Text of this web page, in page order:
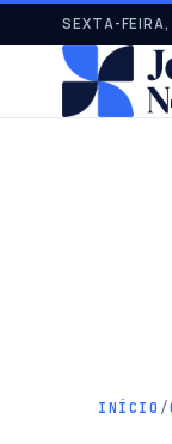
SEXTA-
INÍCIO /